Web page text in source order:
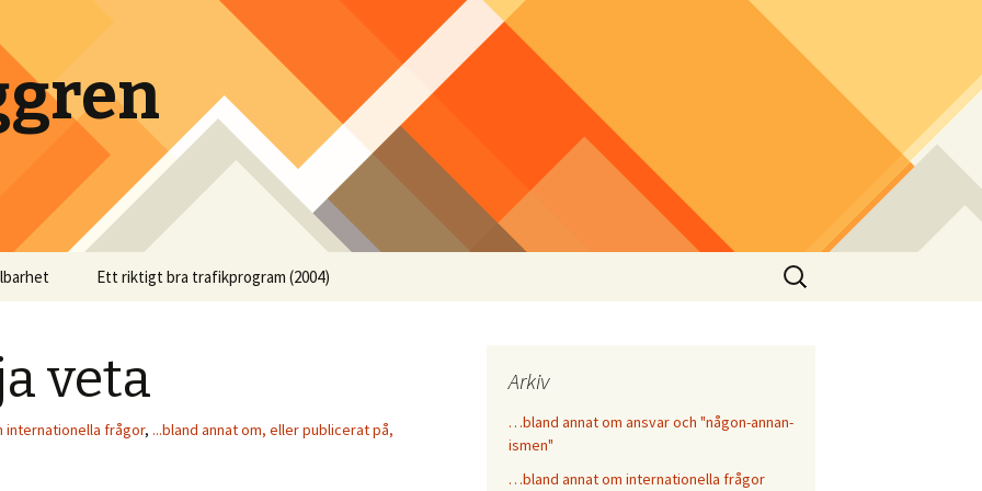
Ett riktigt bra trafikprogram (2004)
Sök
efter:
veta
internationella frågor, ...bland annat om, eller publicerat på,
Arkiv
…bland annat om ansvar och "någon-annan-
ismen"
…bland annat om internationella frågor